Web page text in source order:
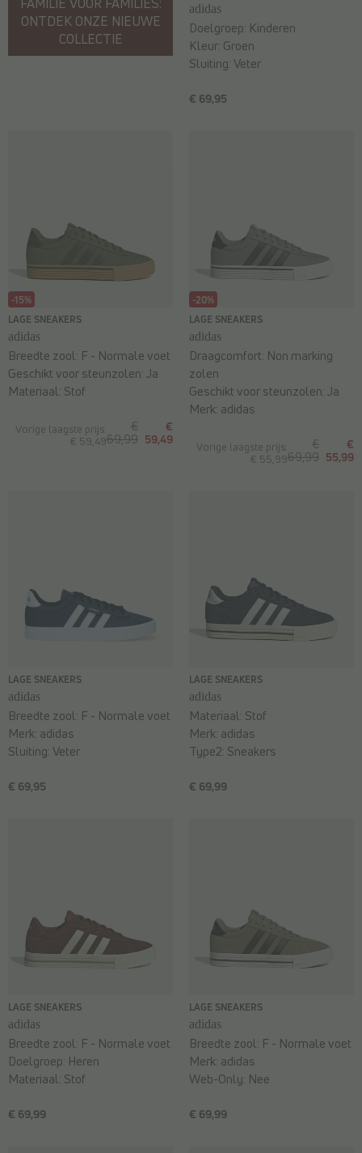
ONTDEK ONZE NIEUWE
COLLECTIE
adidas
€ 69,95
Doelgroep: Kinderen
Kleur: Groen
Sluiting:Veter
-15%
LAGE SNEAKERS
adidas
Vorige laagste prijs:
€ 59,49
€
69,99
€
59,49
Breedte zool: F - Normale voet
Geschikt voor steunzolen:Ja
Materiaal: Stof
-20%
LAGE SNEAKERS
adidas
Vorige laagste prijs:
€ 55,99
€
69,99
€
55,99
Draagcomfort: Non marking
zolen
Geschikt voor steunzolen:Ja
Merk: adidas
LAGE SNEAKERS
adidas
€ 69,95
Breedte zool: F - Normale voet
Merk: adidas
Sluiting:Veter
LAGE SNEAKERS
adidas
€ 69,99
Materiaal: Stof
Merk: adidas
Type2: Sneakers
LAGE SNEAKERS
adidas
€ 69,99
Breedte zool: F - Normale voet
Doelgroep: Heren
Materiaal: Stof
LAGE SNEAKERS
adidas
€ 69,99
Breedte zool: F - Normale voet
Merk: adidas
Web-Only: Nee